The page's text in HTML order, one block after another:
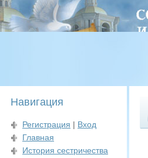
Навигация
Регистрация | Вход
Главная
История сестричества